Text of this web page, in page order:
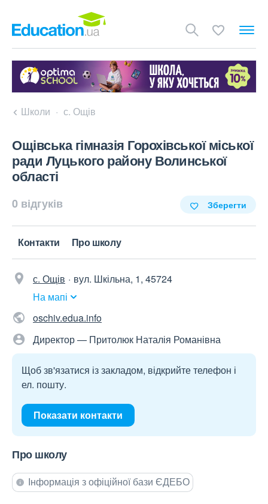
Школи с. Ощів
Ощівська гімназія Горохівської міської
ради Луцького району Волинської
області
0 відгуків Зберегти
Контакти Про школу
с. Ощів
вул. Шкільна, 1, 45724
На мапі
oschiv.edua.info
Директор — Притолюк Наталія Романівна
Щоб зв'язатися із закладом, відкрийте телефон і
ел. пошту.
Показати контакти
Про школу
Інформація з офіційної бази ЄДЕБО